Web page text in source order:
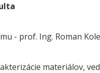
- prof. Ing. Roman
materiálov,